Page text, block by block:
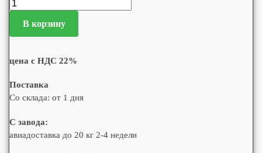
В корзину
цена с НДС 22%
Поставка
Со склада: от 1 дня
С завода:
авиадоставка до 20 кг 2-4 недели